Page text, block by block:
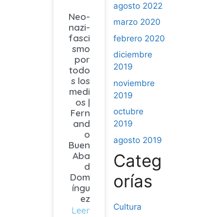
agosto 2022
marzo 2020
febrero 2020
diciembre
2019
noviembre
2019
octubre
2019
agosto 2019
Categ
orías
Cultura
Neo-
nazi-
fasci
smo
por
todo
s los
medi
os |
Fern
and
o
Buen
Aba
d
Dom
íngu
ez
Leer